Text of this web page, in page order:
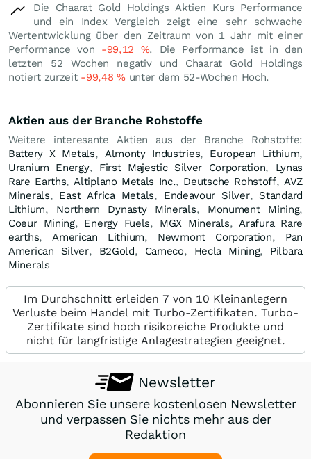
Die Chaarat Gold Holdings Aktien Kurs Performance
und ein Index Vergleich zeigt eine sehr schwache
Wertentwicklung über den Zeitraum von 1 Jahr mit einer
Performance von -99,12 %. Die Performance ist in den
letzten 52 Wochen negativ und Chaarat Gold Holdings
notiert zurzeit -99,48%unter dem 52-Wochen Hoch.
Aktien aus der Branche Rohstoffe
Weitere interesante Aktien aus der Branche Rohstoffe:
Battery X Metals, Almonty Industries, European Lithium,
Uranium Energy, First Majestic Silver Corporation, Lynas
Rare Earths,Altiplano Metals Inc., Deutsche Rohstoff, AVZ
Minerals, East Africa Metals, Endeavour Silver, Standard
Lithium, Northern Dynasty Minerals, Monument Mining,
Coeur Mining, Energy Fuels, MGX Minerals,Arafura Rare
earths,American Lithium, Newmont Corporation, Pan
American Silver, B2Gold, Cameco, Hecla Mining, Pilbara
Minerals
Im Durchschnitt erleiden 7 von 10 Kleinanlegern
Verluste beim Handel mit Turbo-Zertifikaten. Turbo-
Zertifikate sind hoch risikoreiche Produkte und
nicht für langfristige Anlagestrategien geeignet.
Newsletter
Abonnieren Sie unsere kostenlosen Newsletter
und verpassen Sie nichts mehr aus der
Redaktion